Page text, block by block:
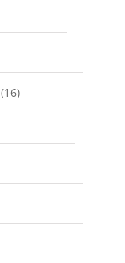
(16)